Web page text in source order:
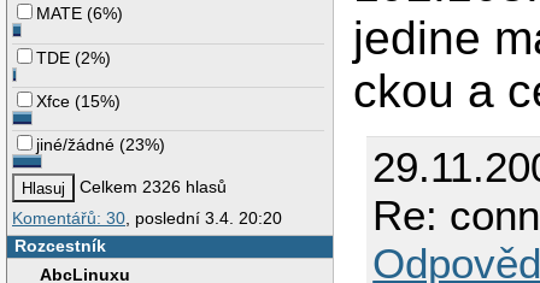
MATE (6%)
TDE (2%)
Xfce (15%)
jiné/žádné (23%)
Celkem 2326 hlasů
Komentářů: 30 , poslední 3.4. 20:20
Rozcestník
AbcLinuxu
jedine
ckou a
Re: